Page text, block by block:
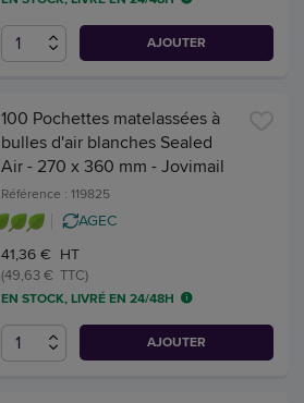
AJOUTER
100 Pochettes matelassées à
bulles d'air blanches Sealed
Air - 270 x 360 mm - Jovimail
Référence : 119825
AGEC
41,36 € HT
(49,63 € TTC)
EN STOCK, LIVRÉ EN 24/48H
AJOUTER